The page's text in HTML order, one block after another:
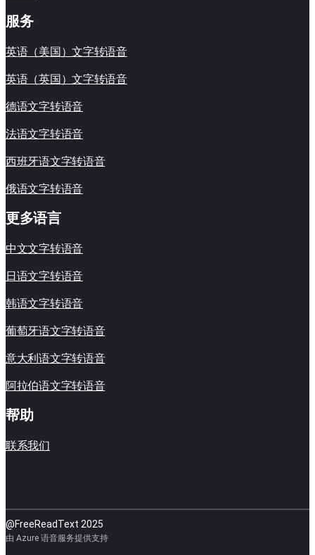
服务
英语（美国）文字转语音
英语（英国）文字转语音
德语文字转语音
法语文字转语音
西班牙语文字转语音
俄语文字转语音
更多语言
中文文字转语音
日语文字转语音
韩语文字转语音
葡萄牙语文字转语音
意大利语文字转语音
阿拉伯语文字转语音
帮助
联系我们
@FreeReadText 2025
由 Azure 语音服务提供支持